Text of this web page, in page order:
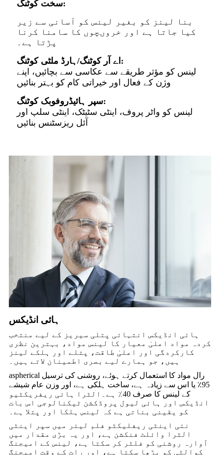
سخت کوٹنگ:
بنا لینز کو بغیر لینس کو آسانی سے زیر
کیا جاتا ہے اور خروںچوں کا سامنا کرنا
پڑتا ہے۔
اے آر کوٹنگ/ہارڈ ملٹی کوٹنگ:
لینس کو مؤثر طریقے سے عکاسی سے بچائیں، اپنے
وژن کے فعال اور خیراتی کام کو بہتر بنائیں
سپر ہائیڈروفوبک کوٹنگ:
لینس کو واٹر پروف، اینٹی سٹیٹک، اینٹی سلپ اور
آئل ریزسٹنس بنائیں
ہائی انڈیکس
ہائی انڈیکس انتہائی پتلی سیریز کے لیے منتخب
کردہ مواد اعلیٰ معیار کا لینس مواد، بہترین نظری
کارکردگی اور اعلیٰ طاقت، پتلے اور ہلکے لینز
ہیں، جو ہمارے لیے بصری اطمینان لاتے ہیں۔
aspherical رال مواد کا استعمال کرتے ہوئے، روشنی کی ترسیل
95٪ یا اس سے زیادہ ہے، ساخت ہلکی ہے، اور وزن عام شیشے
کے لینس کا صرف 40٪ ہے۔الٹرا ہائی ریفریکٹیو
انڈیکس اور ہائی لیول پروڈکشن ٹیکنالوجی اس بات
کو یقینی بناتی ہے کہ لینس ہلکا اور پتلا ہے۔
نئی اینٹی ریفلیکٹو فلم لیئر میں سپر اینٹی
الٹرا وائلٹ فنکشن ہے، اور یہ بڑی مقدار میں
آوارہ روشنی کو فلٹر کر سکتا ہے، لینس کے امیجنگ
کوالٹی کو بڑھا سکتا ہے، اور رات کے وقت امیجنگ